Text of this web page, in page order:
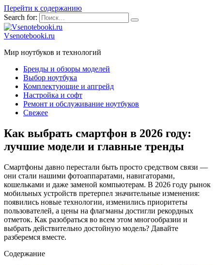
Перейти к содержанию
Search for:
Vsenotebooki.ru
Мир ноутбуков и технологий
Бренды и обзоры моделей
Выбор ноутбука
Комплектующие и апгрейд
Настройка и софт
Ремонт и обслуживание ноутбуков
Свежее
Как выбрать смартфон в 2026 году:
лучшие модели и главные тренды
Смартфоны давно перестали быть просто средством связи —
они стали нашими фотоаппаратами, навигаторами,
кошельками и даже заменой компьютерам. В 2026 году рынок
мобильных устройств претерпел значительные изменения:
появились новые технологии, изменились приоритеты
пользователей, а цены на флагманы достигли рекордных
отметок. Как разобраться во всем этом многообразии и
выбрать действительно достойную модель? Давайте
разберемся вместе.
Содержание